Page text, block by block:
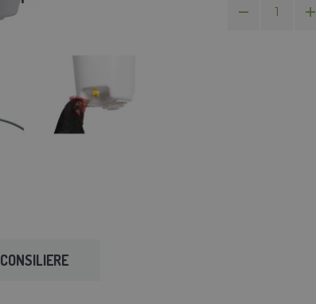
CONSILIERE